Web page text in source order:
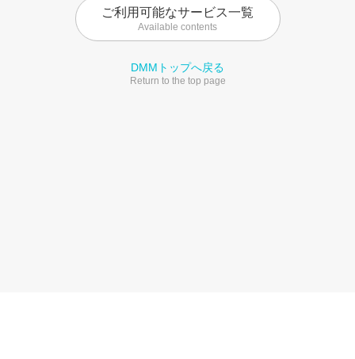
ご利用可能なサービス一覧
Available contents
DMMトップへ戻る
Return to the top page